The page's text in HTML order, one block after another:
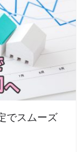
でスムーズ